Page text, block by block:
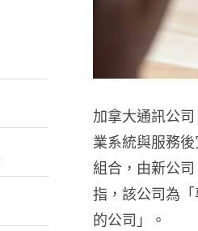
加拿大通訊公
業系統與服務
組合，由新公
指，該公司為
的公司」。